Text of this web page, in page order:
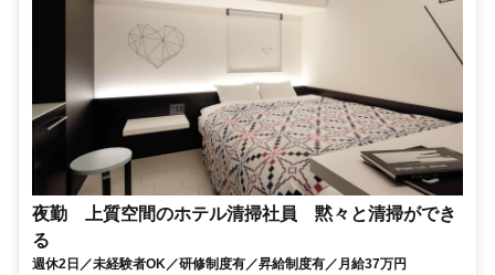
夜勤 上質空間のホテル清掃社員 黙々と清掃ができ
る
週休2日／未経験者OK／研修制度有／昇給制度有／月給37万円